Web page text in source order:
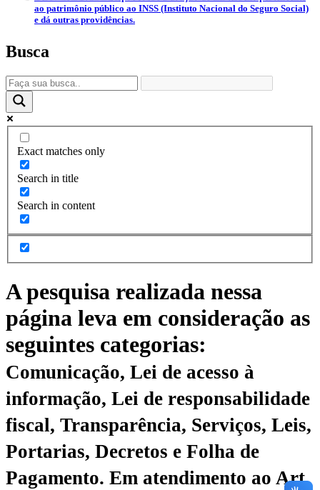
ao patrimônio público ao INSS (Instituto Nacional do Seguro Social)
e dá outras providências.
Busca
Exact matches only
Search in title
Search in content
A pesquisa realizada nessa
página leva em consideração as
seguintes categorias:
Comunicação, Lei de acesso à
informação, Lei de responsabilidade
fiscal, Transparência, Serviços, Leis,
Portarias, Decretos e Folha de
Pagamento. Em atendimento ao Art.